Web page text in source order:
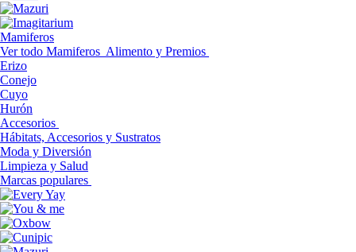
Mamiferos
Ver todo Mamiferos Alimento y Premios
Erizo
Conejo
Cuyo
Hurón
Accesorios
Hábitats, Accesorios y Sustratos
Moda y Diversión
Limpieza y Salud
Marcas populares